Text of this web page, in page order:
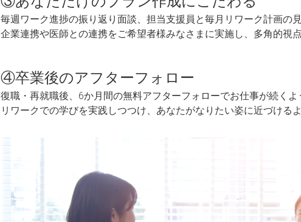
毎週ワーク進捗の振り返り面談、担当支援員と毎月リワーク計画の
企業連携や医師との連携をご希望者様みなさまに実施し、多角的視
④卒業後のアフターフォロー
復職・再就職後、6か月間の無料アフターフォローでお仕事が続くよ
リワークでの学びを実践しつつけ、あなたがなりたい姿に近づける